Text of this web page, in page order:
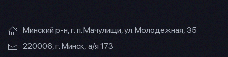
Минский р-н, г. п. Мачулищи, ул. Молодежная, 35
220006, г. Минск, а/я 173